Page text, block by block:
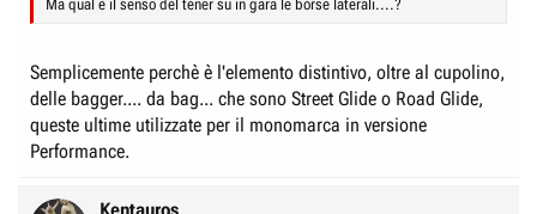
Ma qual è il senso del tener su in gara le borse laterali....?
Semplicemente perchè è l'elemento distintivo, oltre al cupolino,
delle bagger.... da bag... che sono Street Glide o Road Glide,
queste ultime utilizzate per il monomarca in versione
Performance.